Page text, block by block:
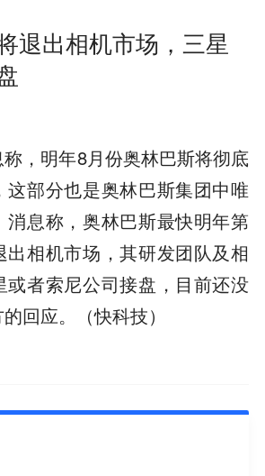
退出相机市场，三星
，明年8月份奥林巴斯将彻底
这部分也是奥林巴斯集团中唯
消息称，奥林巴斯最快明年第
出相机市场，其研发团队及相
或者索尼公司接盘，目前还没
回应。（快科技）